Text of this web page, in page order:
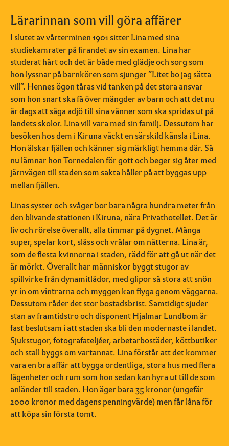
Lärarinnan som vill göra affärer
I slutet av vårterminen 1901 sitter Lina med sina
studiekamrater på firandet av sin examen. Lina har
studerat hårt och det är både med glädje och sorg som
hon lyssnar på barnkören som sjunger ”Litet bo jag sätta
vill”. Hennes ögon tåras vid tanken på det stora ansvar
som hon snart ska få över mängder av barn och att det nu
är dags att säga adjö till sina vänner som ska spridas ut på
landets skolor. Lina vill vara med sin familj. Dessutom har
besöken hos dem i Kiruna väckt en särskild känsla i Lina.
Hon älskar fjällen och känner sig märkligt hemma där. Så
nu lämnar hon Tornedalen för gott och beger sig åter med
järnvägen till staden som sakta håller på att byggas upp
mellan fjällen.
Linas syster och svåger bor bara några hundra meter från
den blivande stationen i Kiruna, nära Privathotellet. Det är
liv och rörelse överallt, alla timmar på dygnet. Många
super, spelar kort, slåss och vrålar om nätterna. Lina är,
som de flesta kvinnorna i staden, rädd för att gå ut när det
är mörkt. Överallt har människor byggt stugor av
spillvirke från dynamitlådor, med glipor så stora att snön
yr in om vintrarna och myggen kan flyga genom väggarna.
Dessutom råder det stor bostadsbrist. Samtidigt sjuder
stan av framtidstro och disponent Hjalmar Lundbom är
fast beslutsam i att staden ska bli den modernaste i landet.
Sjukstugor, fotografateljéer, arbetarbostäder, köttbutiker
och stall byggs om vartannat. Lina förstår att det kommer
vara en bra affär att bygga ordentliga, stora hus med flera
lägenheter och rum som hon sedan kan hyra ut till de som
anländer till staden. Hon äger bara 35 kronor (ungefär
2000 kronor med dagens penningvärde) men får låna för
att köpa sin första tomt.